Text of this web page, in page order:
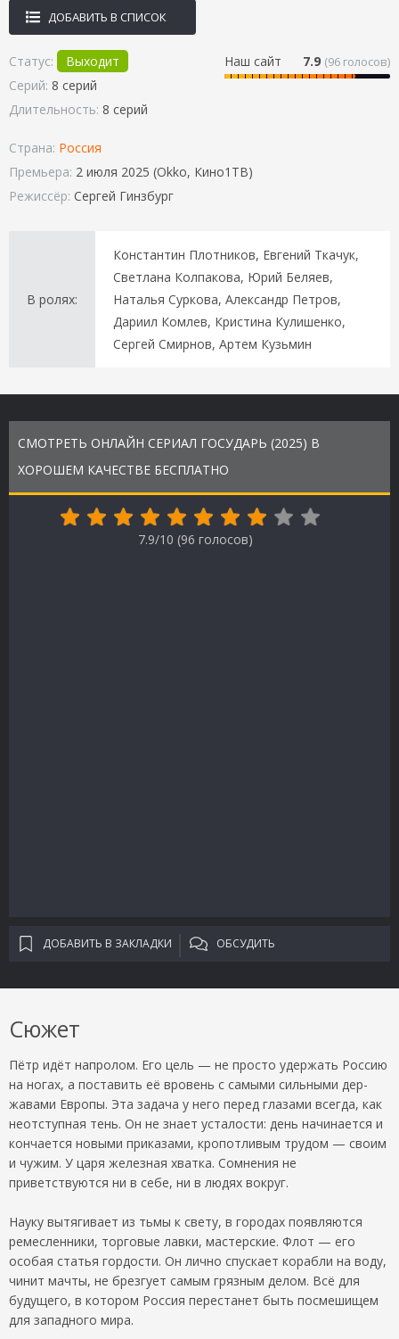
ДОБАВИТЬ В СПИСОК
Наш сайт 7.9 (96 голосов)
Статус:
Выходит
Серий: 8 серий
Длительность: 8 серий
Страна: Россия
Премьера: 2 июля 2025 (Okko, Кино1ТВ)
Режиссёр: Сергей Гинзбург
В ролях:
Константин Плотников, Евгений Ткачук,
Светлана Колпакова, Юрий Беляев,
Наталья Суркова, Александр Петров,
Дариил Комлев, Кристина Кулишенко,
Сергей Смирнов, Артем Кузьмин
СМОТРЕТЬ ОНЛАЙН СЕРИАЛ ГОСУДАРЬ (2025) В
ХОРОШЕМ КАЧЕСТВЕ БЕСПЛАТНО
7.9/10 (96 голосов)
ДОБАВИТЬ В ЗАКЛАДКИ ОБСУДИТЬ
Сюжет
Пётр идёт напролом. Его цель — не просто удержать Россию
на ногах, а поставить её вровень с самыми сильными дер­
жавами Европы. Эта задача у него перед глазами всегда, как
неотступная тень. Он не знает усталости: день начинается и
кончается новыми приказами, кропотливым трудом — своим
и чужим. У царя железная хватка. Сомнения не
приветствуются ни в себе, ни в людях вокруг.
Науку вытягивает из тьмы к свету, в городах появляются
ремесленники, торговые лавки, мастерские. Флот — его
особая статья гордости. Он лично спускает корабли на воду,
чинит мачты, не брезгует самым грязным делом. Всё для
будущего, в котором Россия перестанет быть посмешищем
для западного мира.